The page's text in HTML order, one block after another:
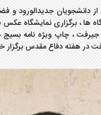
از دانشجویان جدیدالورود و
ها ، برگزاری نمایشگاه
جیرفت ، چاپ ویژه نامه
در هفته دفاع مقدس برگزار